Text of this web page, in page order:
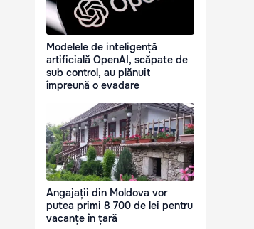
Modelele de inteligență
artificială OpenAI, scăpate de
sub control, au plănuit
împreună o evadare
Angajații din Moldova vor
putea primi 8 700 de lei pentru
vacanțe în țară